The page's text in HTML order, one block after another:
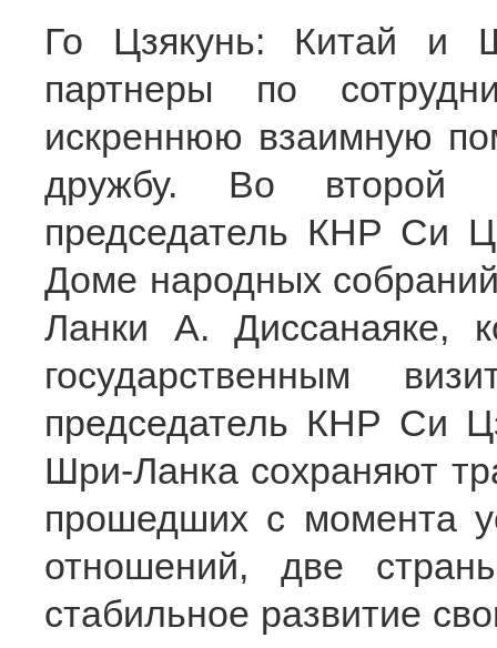
Го Цзякунь: Китай и
партнеры по
искреннюю взаимную
дружбу. Во второй
председатель КНР Си
Доме народных
Ланки А. Диссанаяке,
государственным
председатель КНР Си
Шри-Ланка сохраняют
прошедших с момента
отношений, две
стабильное развитие